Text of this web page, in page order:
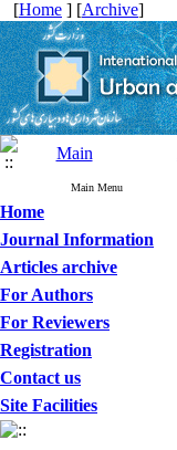
[Home ] [Archive]
Main
Main Menu
Home
Journal Information
Articles archive
For Authors
For Reviewers
Registration
Contact us
Site Facilities